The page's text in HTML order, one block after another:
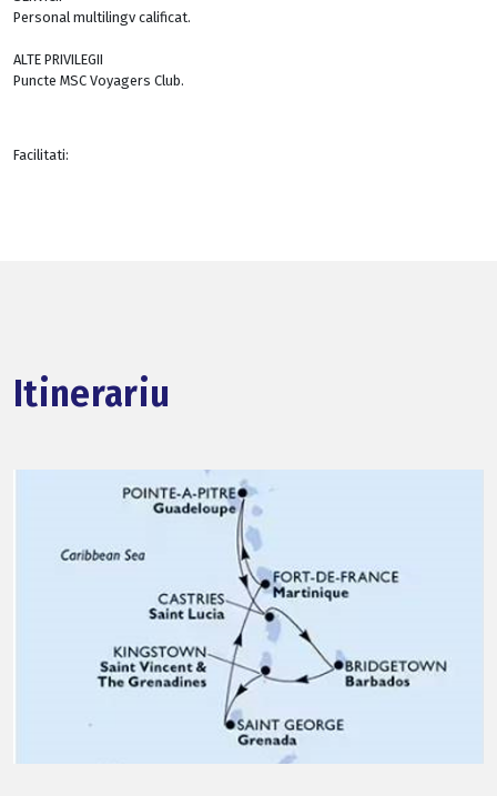
Personal multilingv calificat.
ALTE PRIVILEGII
Puncte MSC Voyagers Club.
Facilitati:
Itinerariu